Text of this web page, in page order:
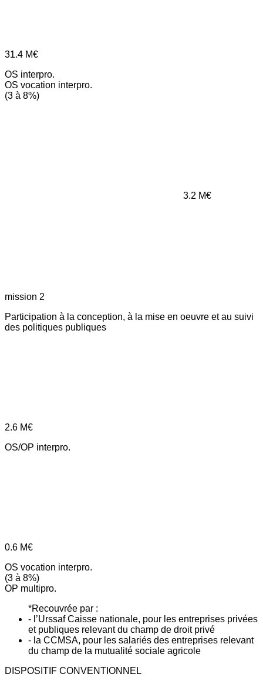
31.4 M€
OS interpro.
OS vocation interpro.
(3 à 8%)
3.2 M€
mission 2
Participation à la conception, à la mise en oeuvre et au suivi
des politiques publiques
2.6 M€
OS/OP interpro.
0.6 M€
OS vocation interpro.
(3 à 8%)
OP multipro.
*Recouvrée par :
- l’Urssaf Caisse nationale, pour les entreprises privées
et publiques relevant du champ de droit privé
- la CCMSA, pour les salariés des entreprises relevant
du champ de la mutualité sociale agricole
DISPOSITIF CONVENTIONNEL